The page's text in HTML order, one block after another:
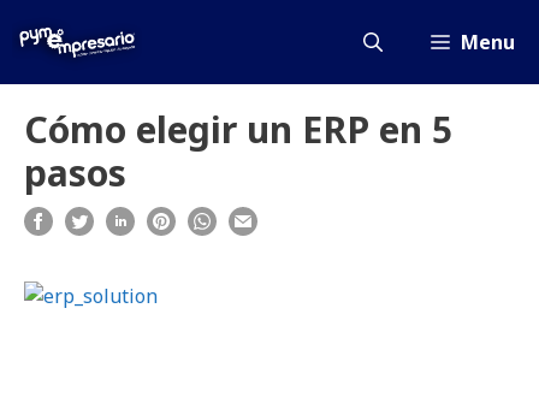
Menu
Cómo elegir un ERP en 5
pasos